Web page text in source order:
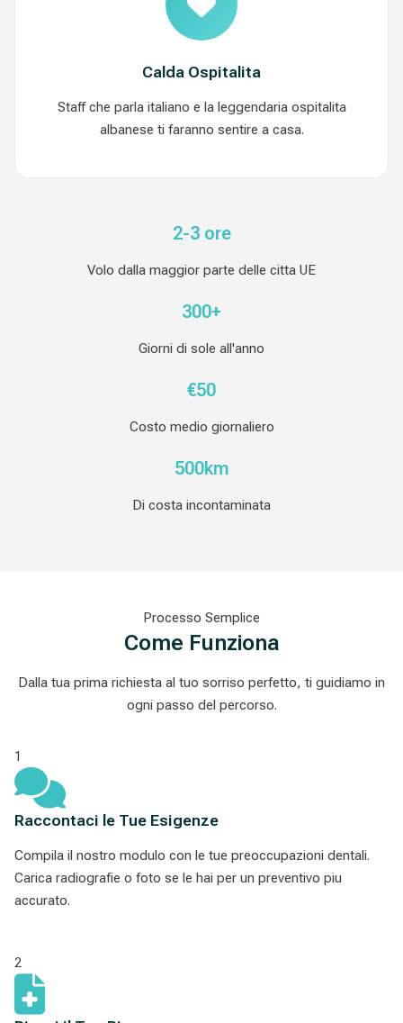
Calda Ospitalita
Staff che parla italiano e la leggendaria ospitalita
albanese ti faranno sentire a casa.
2-3 ore
Volo dalla maggior parte delle citta UE
300+
Giorni di sole all'anno
€50
Costo medio giornaliero
500km
Di costa incontaminata
Processo Semplice
Come Funziona
Dalla tua prima richiesta al tuo sorriso perfetto, ti guidiamo in
ogni passo del percorso.
1
Raccontaci le Tue Esigenze
Compila il nostro modulo con le tue preoccupazioni dentali.
Carica radiografie o foto se le hai per un preventivo piu
accurato.
2